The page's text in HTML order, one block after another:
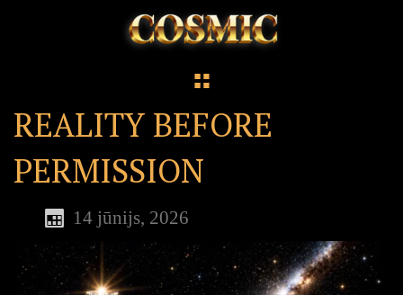
REALITY BEFORE
PERMISSION
14 jūnijs, 2026